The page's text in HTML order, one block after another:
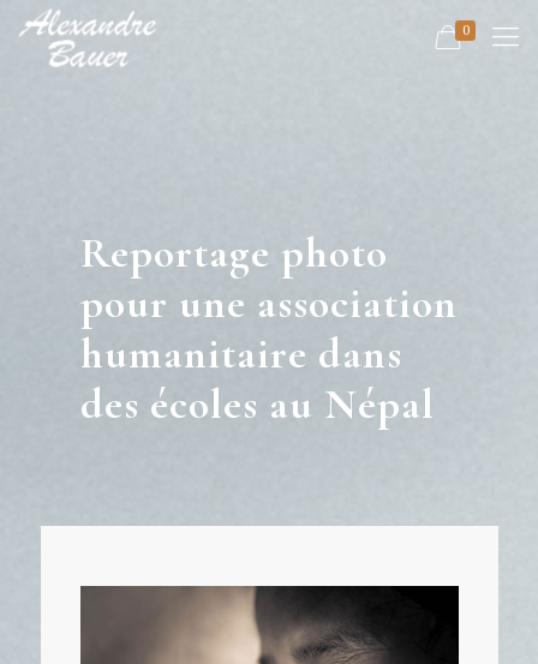
0
Reportage photo
pour une association
humanitaire dans
des écoles au Népal